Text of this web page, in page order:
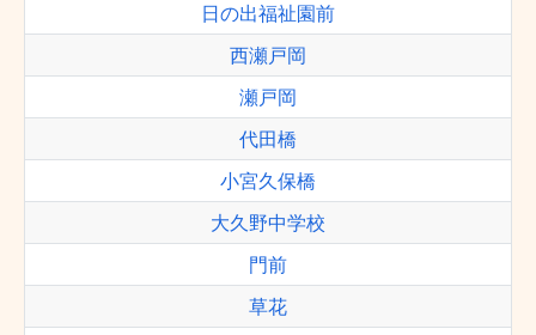
日の出福祉園前
西瀬戸岡
瀬戸岡
代田橋
小宮久保橋
大久野中学校
門前
草花